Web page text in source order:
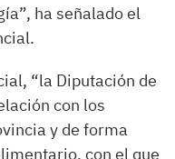
ha señalado el
“la Diputación de
con los
y de forma
con el que